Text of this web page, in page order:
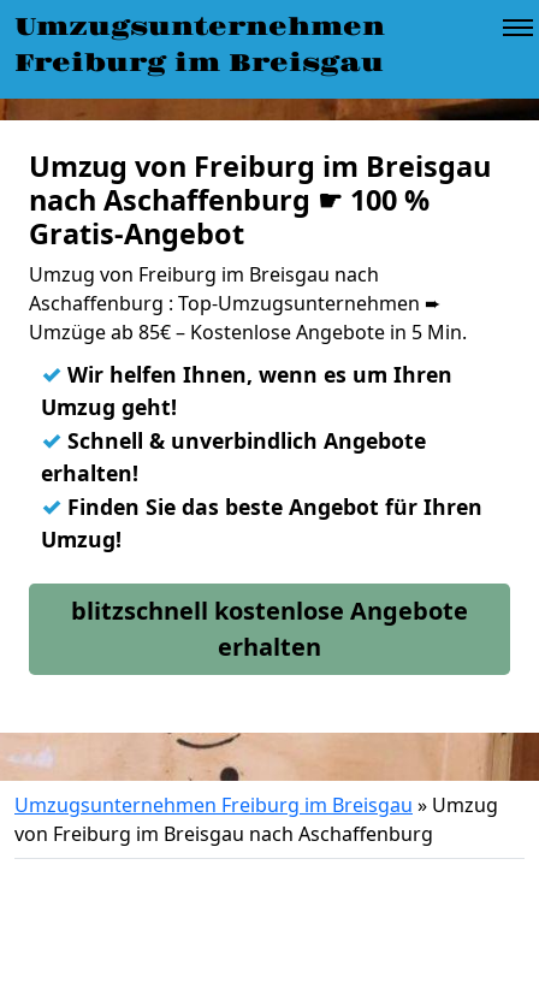
Umzugsunternehmen
Freiburg im Breisgau
Umzug von Freiburg im Breisgau
nach Aschaffenburg ☛ 100 %
Gratis-Angebot
Umzug von Freiburg im Breisgau nach
Aschaffenburg : Top-Umzugsunternehmen ➨
Umzüge ab 85€ – Kostenlose Angebote in 5 Min.
✓ Wir helfen Ihnen, wenn es um Ihren
Umzug geht!
✓ Schnell & unverbindlich Angebote
erhalten!
✓ Finden Sie das beste Angebot für Ihren
Umzug!
blitzschnell kostenlose Angebote
erhalten
Umzugsunternehmen Freiburg im Breisgau » Umzug
von Freiburg im Breisgau nach Aschaffenburg